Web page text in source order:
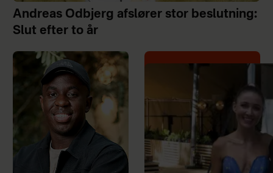
Andreas Odbjerg afslører stor beslutning:
Slut efter to år